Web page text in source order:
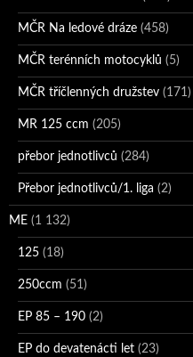
MČR Na ledové dráze (458)
MČR terénních motocyklů (5)
MČR tříčlenných družstev (171)
MR 125 ccm (205)
přebor jednotlivců (284)
Přebor jednotlivců/1. liga (2)
ME (1 132)
125 (18)
250ccm (51)
EP 85 – 190 (2)
EP do devatenácti let (23)